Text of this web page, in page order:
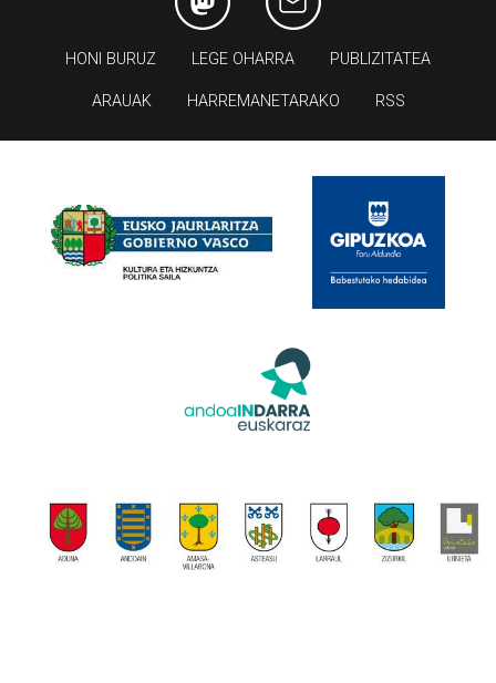
HONI BURUZ LEGE OHARRA PUBLIZITATEA
ARAUAK HARREMANETARAKO RSS